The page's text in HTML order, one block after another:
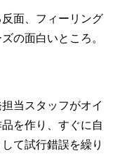
面、フィーリング
の面白いところ。
当スタッフがオイ
を作り、すぐに自
て試行錯誤を繰り